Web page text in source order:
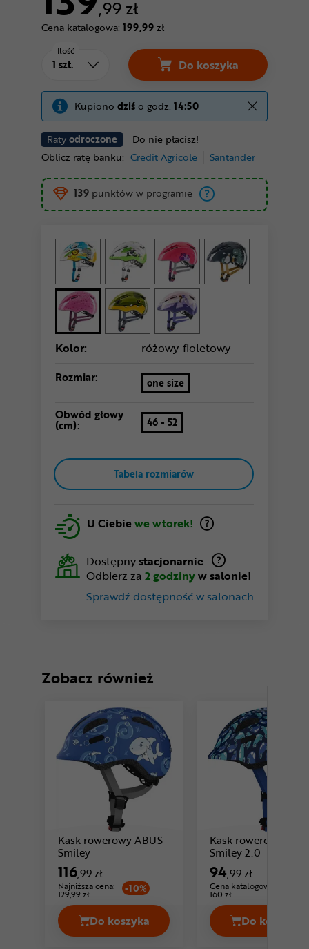
,99 zł
Cena katalogowa: 199,99zł
Ratyodroczone
Do nie płacisz!
Oblicz ratę banku: Credit Agricole Santander
Ilość
Do koszyka
Kupiono dziśo godz. 14:50
139 punktów w programie
Kolor: różowy-fioletowy
Rozmiar: one size
Obwód głowy
(cm): 46 - 52
Tabela rozmiarów
U Ciebiewe wtorek!
Dostępnystacjonarnie
Odbierz za 2 godzinyw salonie!
Sprawdź dostępność w salonach
Zobacz również
Kask rowerowy ABUS
Smiley
116,99 zł
Najniższa cena:
129,99 zł -10%
Do koszyka
Kask rowerowy ABUS Smiley Cena
Kask rowerowy
Smiley 2.0
94,99 zł
Cena katalogowa:
160 zł
Do koszyka
Kask